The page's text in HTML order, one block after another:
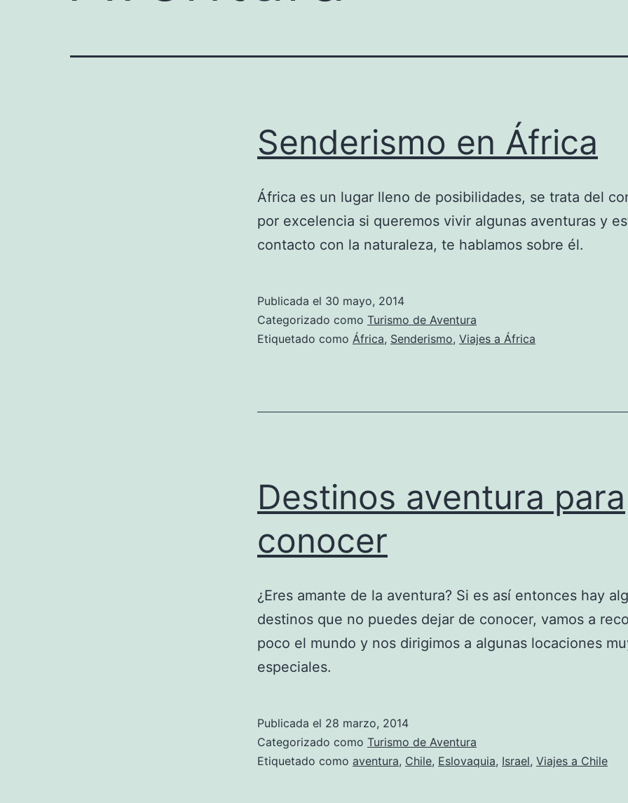
Senderismo en África
África es un lugar lleno de posibilidades, se trata del
por excelencia si queremos vivir algunas aventuras y
contacto con la naturaleza, te hablamos sobre él.
Publicada el 30 mayo, 2014
Categorizado como Turismo de Aventura
Etiquetado como África, Senderismo, Viajes a África
Destinos aventura para
conocer
¿Eres amante de la aventura? Si es así entonces hay
destinos que no puedes dejar de conocer, vamos a
poco el mundo y nos dirigimos a algunas locaciones
especiales.
Publicada el 28 marzo, 2014
Categorizado como Turismo de Aventura
Etiquetado como aventura, Chile, Eslovaquia, Israel, Viajes a Chile